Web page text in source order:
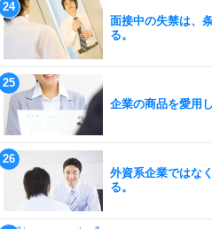
面接中の失禁は、
る。
企業の商品を愛用
外資系企業ではな
る。